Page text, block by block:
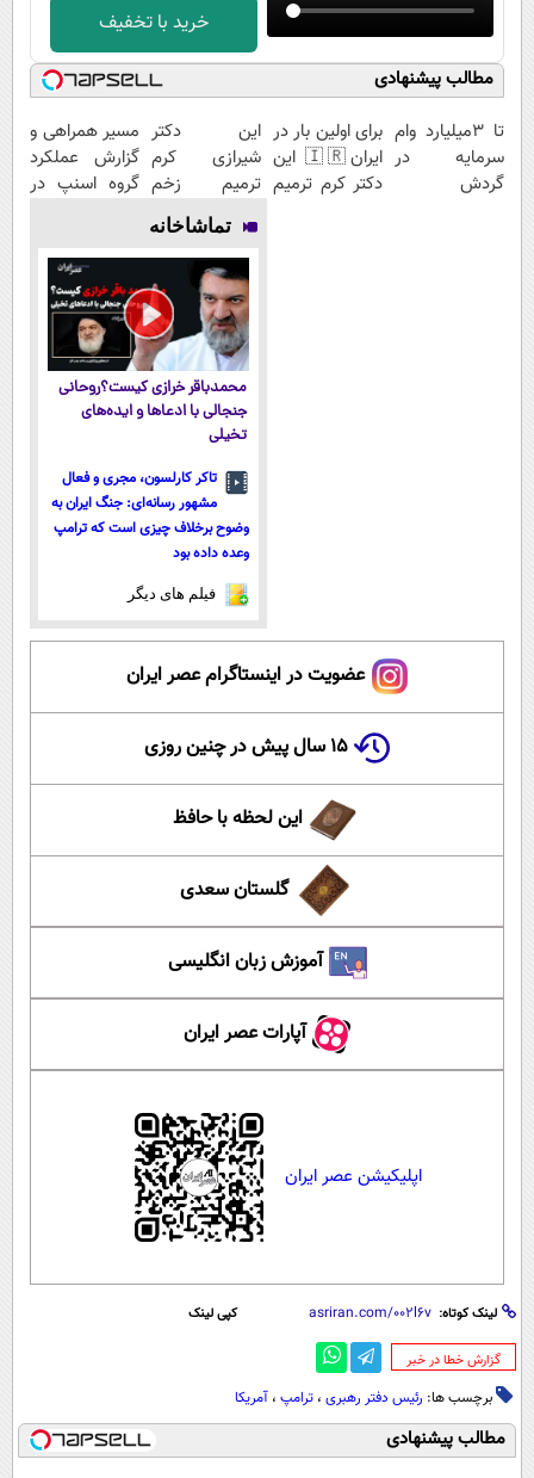
خرید با تخفیف
مطالب پیشنهادی
تا 3میلیارد وام
سرمایه در
گردش
برای اولین بار در
ایران🇮🇷 این
دکتر کرم ترمیم
این دکتر
شیرازی کرم
ترمیم زخم
ایرانی را
ساخت!!!
مسیر همراهی و
گزارش عملکرد
گروه اسنپ در
تماشاخانه
محمدباقر خرازی کیست؟روحانی
جنجالی با ادعاها و ایده‌های
تخیلی
تاکر کارلسون، مجری و فعال
مشهور رسانه‌ای: جنگ ایران به
وضوح برخلاف چیزی است که ترامپ
وعده داده بود
فیلم های دیگر
عضویت در اینستاگرام عصر ایران
۱۵ سال پیش در چنین روزی
این لحظه با حافظ
گلستان سعدی
آموزش زبان انگلیسی
آپارات عصر ایران
اپلیکیشن عصر ایران
لینک کوتاه: کپی لینک
‌گزارش خطا در خبر
برچسب ها: رئیس دفتر رهبری ، ترامپ ، آمریکا
مطالب پیشنهادی